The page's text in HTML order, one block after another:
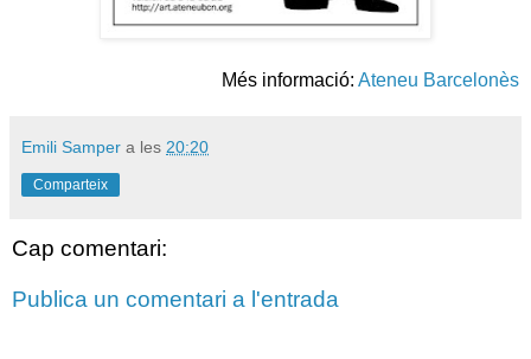
Més informació: Ateneu Barcelonès
Emili Samper a les 20:20
Comparteix
Cap comentari:
Publica un comentari a l'entrada